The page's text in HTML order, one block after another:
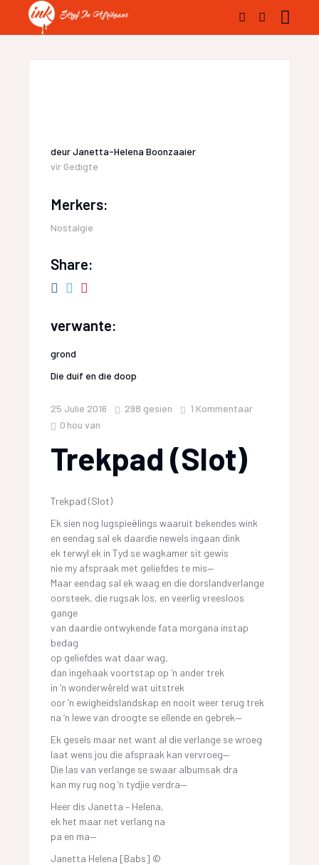
deurJanetta-Helena Boonzaaier
vir Gedigte
Merkers:
Nostalgie
Share:
verwante:
grond
Die duif en die doop
25 Julie 2016 298 gesien
1 Kommentaar
0 hou van
Trekpad (Slot)
Trekpad (Slot)
Ek sien nog lugspieëlings waaruit bekendes wink
en eendag sal ek daardie newels ingaan dink
ek terwyl ek in Tyd se wagkamer sit gewis
nie my afspraak met geliefdes te mis—
Maar eendag sal ek waag en die dorslandverlange
oorsteek, die rugsak los, en veerlig vreesloos
gange
van daardie ontwykende fata morgana instap
bedag
op geliefdes wat daar wag,
dan ingehaak voortstap op ‘n ander trek
in ‘n wonderwêreld wat uitstrek
oor ‘n ewigheidslandskap en nooit weer terug trek
na ‘n lewe van droogte se ellende en gebrek—
Ek gesels maar net want al die verlange se wroeg
laat wens jou die afspraak kan vervroeg—
Die las van verlange se swaar albumsak dra
kan my rug nog ‘n tydjie verdra—
Heer dis Janetta – Helena,
ek het maar net verlang na
pa en ma—
Janetta Helena [Babs] ©